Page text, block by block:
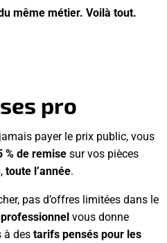
même métier. Voilà tout.
pro
payer le prix public, vous
% de remisesur vos pièces
toute l’année.
pas d’offres limitées dans le
vous donne
à destarifs pensés pour les